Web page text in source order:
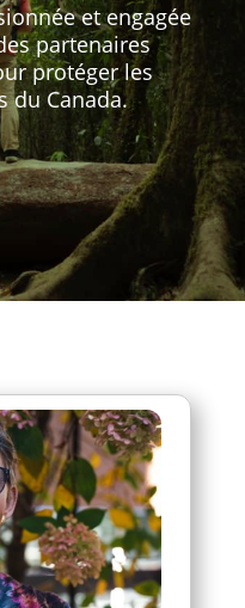
et engagée
partenaires
protéger les
du Canada.